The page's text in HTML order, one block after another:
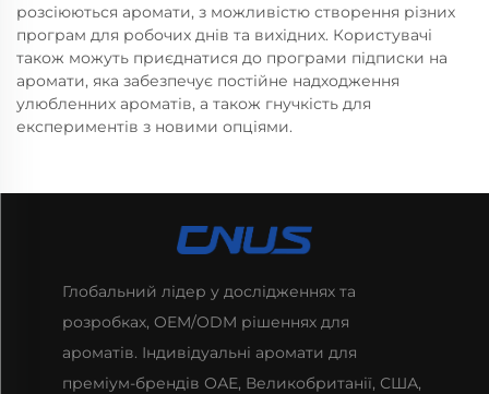
розсіюються аромати, з можливістю створення різних
програм для робочих днів та вихідних. Користувачі
також можуть приєднатися до програми підписки на
аромати, яка забезпечує постійне надходження
улюбленних ароматів, а також гнучкість для
експериментів з новими опціями.
Глобальний лідер у дослідженнях та
розробках, OEM/ODM рішеннях для
ароматів. Індивідуальні аромати для
преміум-брендів ОАЕ, Великобританії, США,